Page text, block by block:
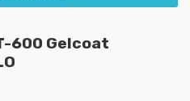
600 Gelcoat